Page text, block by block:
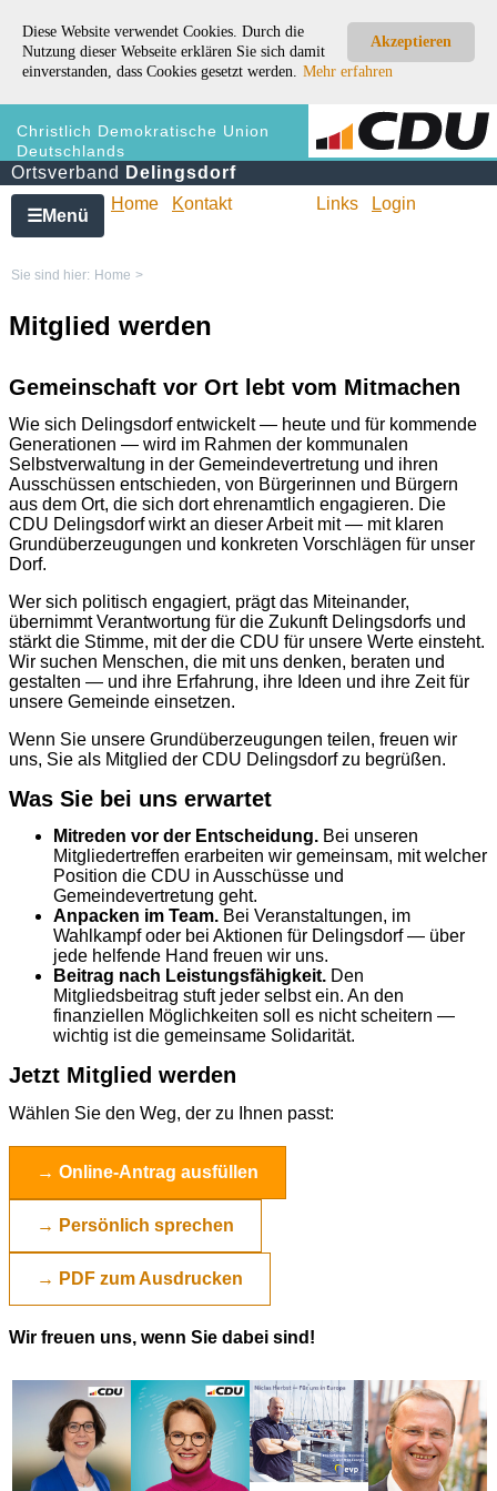
Akzeptieren
Diese Website verwendet Cookies. Durch die
Nutzung dieser Webseite erklären Sie sich damit
einverstanden, dass Cookies gesetzt werden. Mehr erfahren
Christlich Demokratische Union
Deutschlands
Ortsverband Delingsdorf
☰Menü
Home Kontakt Links Login
Sie sind hier: Home >
Mitglied werden
Gemeinschaft vor Ort lebt vom Mitmachen
Wie sich Delingsdorf entwickelt — heute und für kommende
Generationen — wird im Rahmen der kommunalen
Selbstverwaltung in der Gemeindevertretung und ihren
Ausschüssen entschieden, von Bürgerinnen und Bürgern
aus dem Ort, die sich dort ehrenamtlich engagieren. Die
CDU Delingsdorf wirkt an dieser Arbeit mit — mit klaren
Grundüberzeugungen und konkreten Vorschlägen für unser
Dorf.
Wer sich politisch engagiert, prägt das Miteinander,
übernimmt Verantwortung für die Zukunft Delingsdorfs und
stärkt die Stimme, mit der die CDU für unsere Werte einsteht.
Wir suchen Menschen, die mit uns denken, beraten und
gestalten — und ihre Erfahrung, ihre Ideen und ihre Zeit für
unsere Gemeinde einsetzen.
Wenn Sie unsere Grundüberzeugungen teilen, freuen wir
uns, Sie als Mitglied der CDU Delingsdorf zu begrüßen.
Was Sie bei uns erwartet
Mitreden vor der Entscheidung. Bei unseren
Mitgliedertreffen erarbeiten wir gemeinsam, mit welcher
Position die CDU in Ausschüsse und
Gemeindevertretung geht.
Anpacken im Team. Bei Veranstaltungen, im
Wahlkampf oder bei Aktionen für Delingsdorf — über
jede helfende Hand freuen wir uns.
Beitrag nach Leistungsfähigkeit. Den
Mitgliedsbeitrag stuft jeder selbst ein. An den
finanziellen Möglichkeiten soll es nicht scheitern —
wichtig ist die gemeinsame Solidarität.
Jetzt Mitglied werden
Wählen Sie den Weg, der zu Ihnen passt:
→ Online-Antrag ausfüllen
→ Persönlich sprechen
→ PDF zum Ausdrucken
Wir freuen uns, wenn Sie dabei sind!